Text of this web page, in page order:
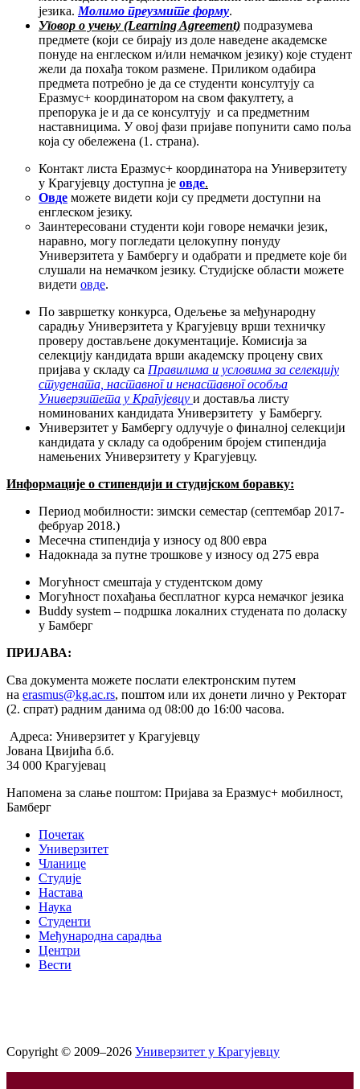
језика. Молимо преузмите форму.
Уговор о учењу (Learning Agreement) подразумева
предмете (који се бирају из доле наведене академске
понуде на енглеском и/или немачком језику) које студент
жели да похађа током размене. Приликом одабира
предмета потребно је да се студенти консултују са
Еразмус+ координатором на свом факултету, а
препорука је и да се консултују и са предметним
наставницима. У овој фази пријаве попунити само поља
која су обележена (1. страна).
Контакт листа Еразмус+ координатора на Универзитету
у Крагујевцу доступна је овде.
Овде можете видети који су предмети доступни на
енглеском језику.
Заинтересовани студенти који говоре немачки језик,
наравно, могу погледати целокупну понуду
Универзитета у Бамбергу и одабрати и предмете које би
слушали на немачком језику. Студијске области можете
видети овде.
По завршетку конкурса, Одељење за међународну
сарадњу Универзитета у Крагујевцу врши техничку
проверу достављене документације. Комисија за
селекцију кандидата врши академску процену свих
пријава у складу са Правилима и условима за селекцију
студената, наставног и ненаставног особља
Универзитета у Крагујевцу и доставља листу
номинованих кандидата Универзитету у Бамбергу.
Универзитет у Бамбергу одлучује о финалној селекцији
кандидата у складу са одобреним бројем стипендија
намењених Универзитету у Крагујевцу.
Информације о стипендији и студијском боравку:
Период мобилности: зимски семестар (септембар 2017-
фебруар 2018.)
Месечна стипендија у износу од 800 евра
Надокнада за путне трошкове у износу од 275 евра
Могућност смештаја у студентском дому
Могућност похађања бесплатног курса немачког језика
Buddy system – подршка локалних студената по доласку
у Бамберг
ПРИЈАВА:
Сва документа можете послати електронским путем
на erasmus@kg.ac.rs, поштом или их донети лично у Ректорат
(2. спрат) радним данима од 08:00 до 16:00 часова.
Адреса: Универзитет у Крагујевцу
Јована Цвијића б.б.
34 000 Крагујевац
Напомена за слање поштом: Пријава за Еразмус+ мобилност,
Бамберг
Почетак
Универзитет
Чланице
Студије
Настава
Наука
Студенти
Међународна сарадња
Центри
Вести
Copyright © 2009–2026 Универзитет у Крагујевцу